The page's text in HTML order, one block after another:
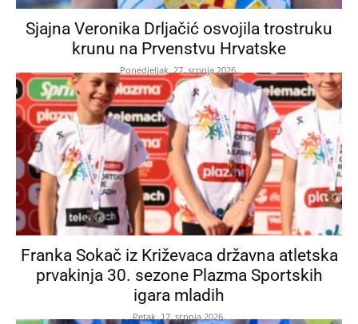
Sjajna Veronika Drljačić osvojila trostruku
krunu na Prvenstvu Hrvatske
Ponedjeljak, 27. srpnja 2026.
Franka Sokač iz Križevaca državna atletska
prvakinja 30. sezone Plazma Sportskih
igara mladih
Petak, 17. srpnja 2026.